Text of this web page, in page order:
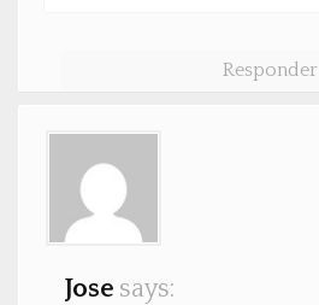
Responder
Jose says: